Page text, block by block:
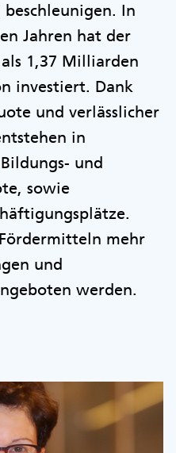
In
Jahren hat der
1,37 Milliarden
investiert. Dank
und verlässlicher
in
und
sowie
mehr
und
werden.